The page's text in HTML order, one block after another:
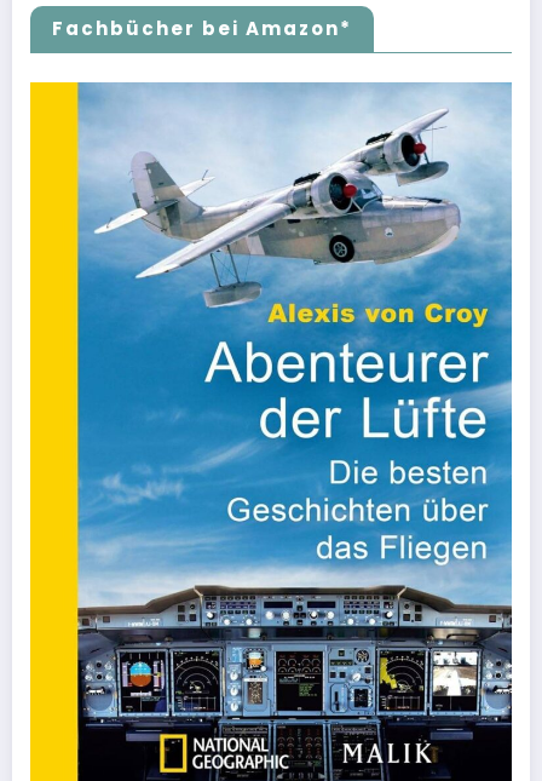
Fachbücher bei Amazon*